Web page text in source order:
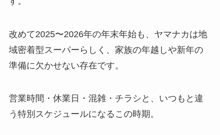
改めて2025〜2026年の年末年始も、ヤマナカは地
域密着型スーパーらしく、家族の年越しや新年の
準備に欠かせない存在です。
営業時間・休業日・混雑・チラシと、いつもと違
う特別スケジュールになるこの時期。